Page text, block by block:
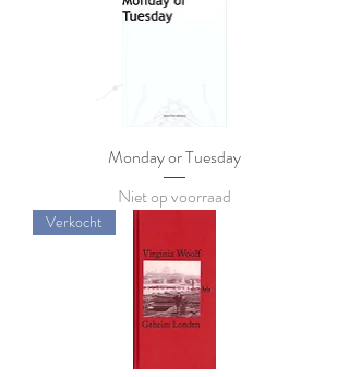
Monday or Tuesday
Niet op voorraad
Verkocht